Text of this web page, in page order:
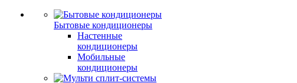
Бытовые кондиционеры
Настенные
кондиционеры
Мобильные
кондиционеры